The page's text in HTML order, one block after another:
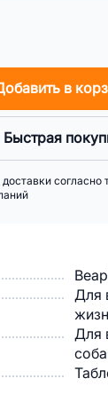
Для
Для
в
Быстрая
согласно